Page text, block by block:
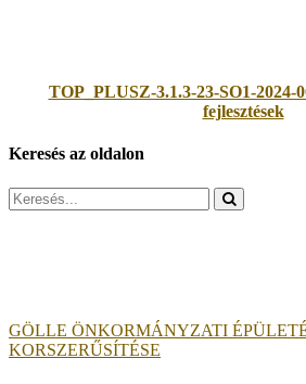
TOP_PLUSZ-3.1.3-23-SO1-2024-
fejlesztések
Keresés az oldalon
Search
for:
GÖLLE ÖNKORMÁNYZATI
KORSZERŰSÍTÉSE